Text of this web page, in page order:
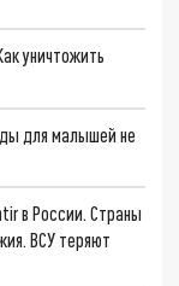
уничтожить
для малышей не
в России. Страны
ВСУ теряют